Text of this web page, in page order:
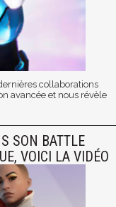
collaborations
avancée et nous révèle
SON BATTLE
VOICI LA VIDÉO